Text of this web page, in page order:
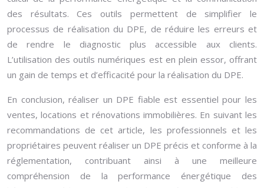
des résultats. Ces outils permettent de simplifier le
processus de réalisation du DPE, de réduire les erreurs et
de rendre le diagnostic plus accessible aux clients.
L’utilisation des outils numériques est en plein essor, offrant
un gain de temps et d’efficacité pour la réalisation du DPE.
En conclusion, réaliser un DPE fiable est essentiel pour les
ventes, locations et rénovations immobilières. En suivant les
recommandations de cet article, les professionnels et les
propriétaires peuvent réaliser un DPE précis et conforme à la
réglementation, contribuant ainsi à une meilleure
compréhension de la performance énergétique des